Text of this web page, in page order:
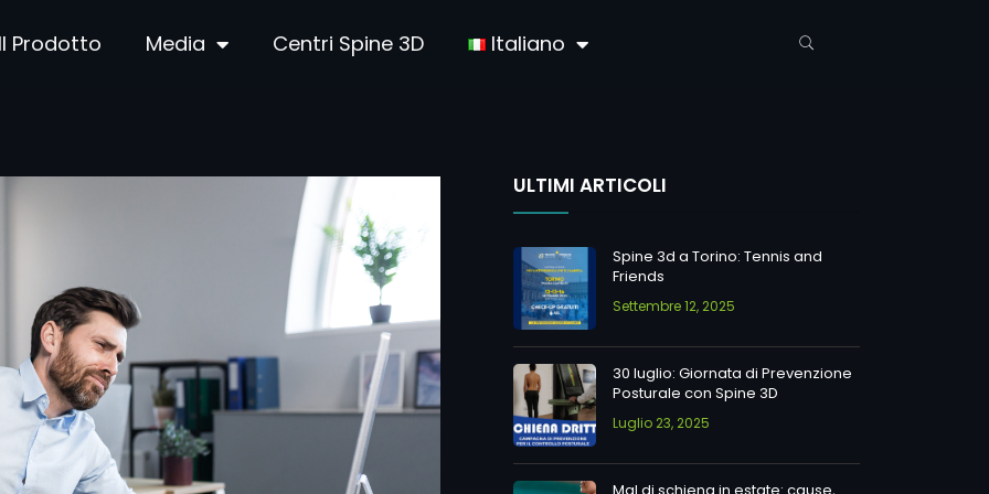
Prodotto Media Centri Spine 3D Italiano
ULTIMI ARTICOLI
Spine 3d a Torino: Tennis and
Friends
Settembre 12, 2025
30 luglio: Giornata di Prevenzione
Posturale con Spine 3D
Luglio 23, 2025